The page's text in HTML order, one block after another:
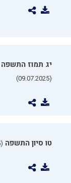
יג תמוז התשפה
(09.07.2025)
טו סיון התשפה (11.06.2025)